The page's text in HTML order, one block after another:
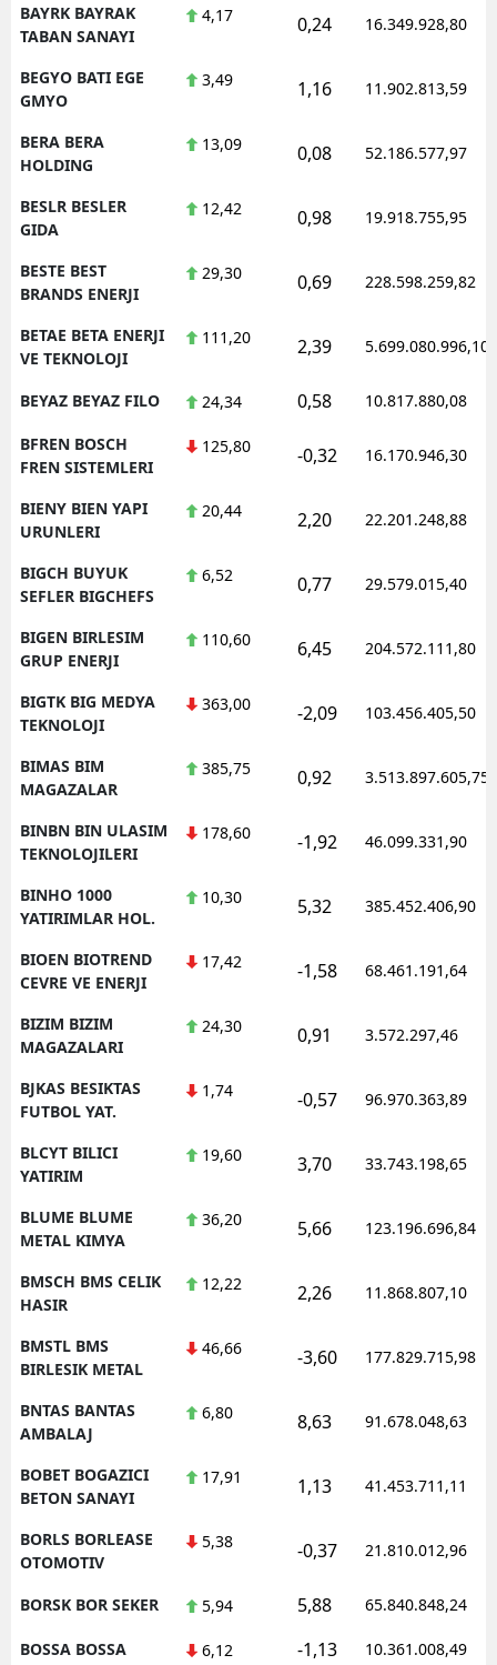
BAYRK BAYRAK
TABAN SANAYI
4,17 0,24 16.349.928,80
BEGYO BATI EGE
GMYO
3,49 1,16 11.902.813,59
BERA BERA
HOLDING
13,09 0,08 52.186.577,97
BESLR BESLER
GIDA
12,42 0,98 19.918.755,95
BESTE BEST
BRANDS ENERJI
29,30 0,69 228.598.259,82
BETAE BETA ENERJI
VE TEKNOLOJI
111,20 2,39 5.699.080.996,10
BEYAZ BEYAZ FILO 24,34 0,58 10.817.880,08
BFREN BOSCH
FREN SISTEMLERI
125,80 -0,32 16.170.946,30
BIENY BIEN YAPI
URUNLERI
20,44 2,20 22.201.248,88
BIGCH BUYUK
SEFLER BIGCHEFS
6,52 0,77 29.579.015,40
BIGEN BIRLESIM
GRUP ENERJI
110,60 6,45 204.572.111,80
BIGTK BIG MEDYA
TEKNOLOJI
363,00 -2,09 103.456.405,50
BIMAS BIM
MAGAZALAR
385,75 0,92 3.513.897.605,75
BINBN BIN ULASIM
TEKNOLOJILERI
178,60 -1,92 46.099.331,90
BINHO 1000
YATIRIMLAR HOL.
10,30 5,32 385.452.406,90
BIOEN BIOTREND
CEVRE VE ENERJI
17,42 -1,58 68.461.191,64
BIZIM BIZIM
MAGAZALARI
24,30 0,91 3.572.297,46
BJKAS BESIKTAS
FUTBOL YAT.
1,74 -0,57 96.970.363,89
BLCYT BILICI
YATIRIM
19,60 3,70 33.743.198,65
BLUME BLUME
METAL KIMYA
36,20 5,66 123.196.696,84
BMSCH BMS CELIK
HASIR
12,22 2,26 11.868.807,10
BMSTL BMS
BIRLESIK METAL
46,66 -3,60 177.829.715,98
BNTAS BANTAS
AMBALAJ
6,80 8,63 91.678.048,63
BOBET BOGAZICI
BETON SANAYI
17,91 1,13 41.453.711,11
BORLS BORLEASE
OTOMOTIV
5,38 -0,37 21.810.012,96
BORSK BOR SEKER 5,94 5,88 65.840.848,24
BOSSA BOSSA 6,12 -1,13 10.361.008,49